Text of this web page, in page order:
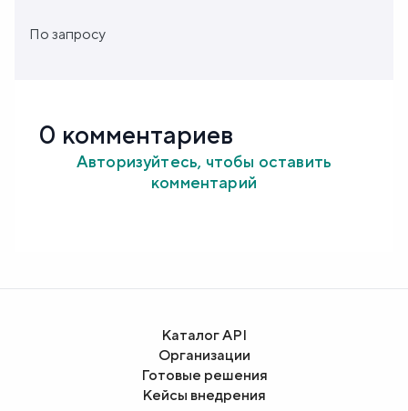
По запросу
0 комментариев
Авторизуйтесь, чтобы оставить
комментарий
Каталог API
Организации
Готовые решения
Кейсы внедрения